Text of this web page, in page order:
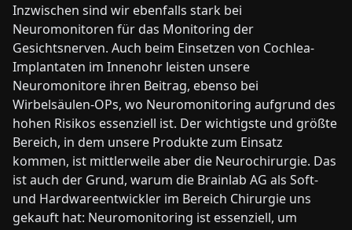
Inzwischen sind wir ebenfalls stark bei
Neuromonitoren für das Monitoring der
Gesichtsnerven. Auch beim Einsetzen von Cochlea-
Implantaten im Innenohr leisten unsere
Neuromonitore ihren Beitrag, ebenso bei
Wirbelsäulen-OPs, wo Neuromonitoring aufgrund des
hohen Risikos essenziell ist. Der wichtigste und größte
Bereich, in dem unsere Produkte zum Einsatz
kommen, ist mittlerweile aber die Neurochirurgie. Das
ist auch der Grund, warum die Brainlab AG als Soft-
und Hardwareentwickler im Bereich Chirurgie uns
gekauft hat: Neuromonitoring ist essenziell, um